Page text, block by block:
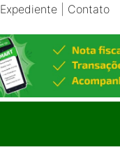
Expediente Contato